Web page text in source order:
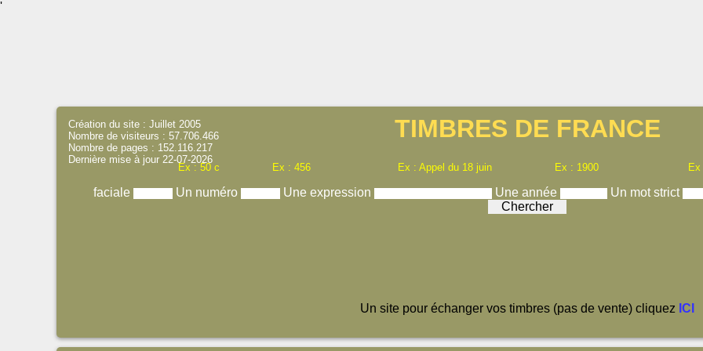
'
TIMBRES DE FRANCE
Ex : 50 c Ex : 456 Ex : Appel du 18 juin Ex : 1900
faciale Un numéro Une expression Une année Un mot strict
Création du site : Juillet 2005
Nombre de visiteurs : 57.706.466
Nombre de pages : 152.116.217
Dernière mise à jour 22-07-2026
Un site pour échanger vos timbres (pas de vente) cliquez ICI